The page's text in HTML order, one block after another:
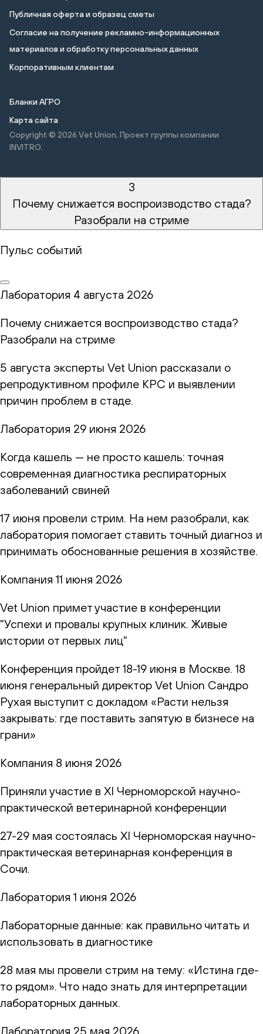
Публичная оферта и образец сметы
Cогласие на получение рекламно-информационных
материалов и обработку персональных данных
Корпоративным клиентам
Бланки АГРО
Карта сайта
Copyright © 2026 Vet Union. Проект группы компании
INVITRO.
3
Почему снижается воспроизводство стада?
Разобрали на стриме
Пульс событий
Лаборатория 4 августа 2026
Почему снижается воспроизводство стада?
Разобрали на стриме
5 августа эксперты Vet Union рассказали о
репродуктивном профиле КРС и выявлении
причин проблем в стаде.
Лаборатория 29 июня 2026
Когда кашель — не просто кашель: точная
современная диагностика респираторных
заболеваний свиней
17 июня провели стрим. На нем разобрали, как
лаборатория помогает ставить точный диагноз и
принимать обоснованные решения в хозяйстве.
Компания 11 июня 2026
Vet Union примет участие в конференции
"Успехи и провалы крупных клиник. Живые
истории от первых лиц"
Конференция пройдет 18-19 июня в Москве. 18
июня генеральный директор Vet Union Сандро
Рухая выступит с докладом «Расти нельзя
закрывать: где поставить запятую в бизнесе на
грани»
Компания 8 июня 2026
Приняли участие в XI Черноморской научно-
практической ветеринарной конференции
27-29 мая состоялась XI Черноморская научно-
практическая ветеринарная конференция в
Сочи.
Лаборатория 1 июня 2026
Лабораторные данные: как правильно читать и
использовать в диагностике
28 мая мы провели стрим на тему: «Истина где-
то рядом». Что надо знать для интерпретации
лабораторных данных.
Лаборатория 25 мая 2026